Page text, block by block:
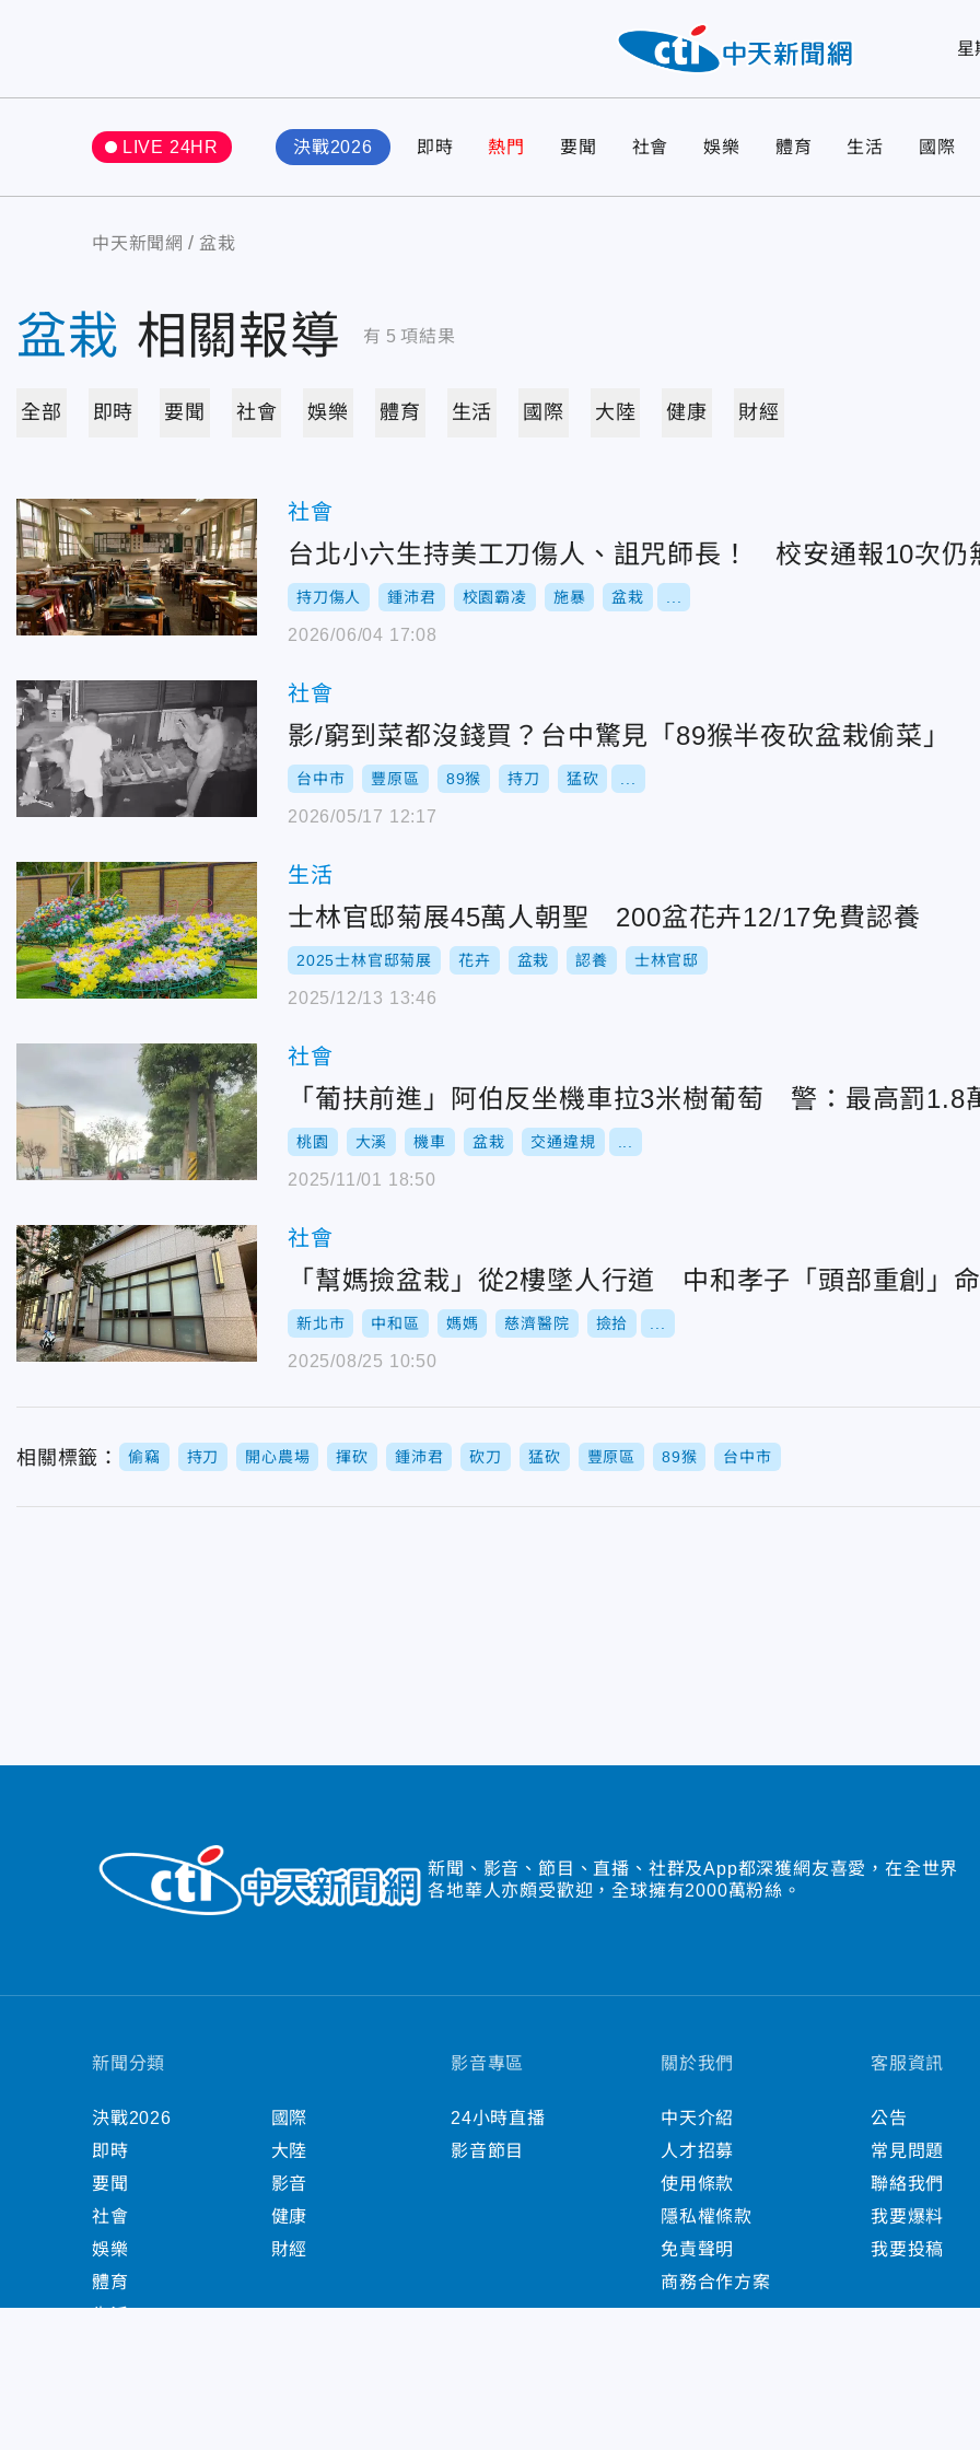
星
LIVE 24HR 決戰2026 即時 熱門 要聞 社會 娛樂 體育 生活 國際
中天新聞網 盆栽
盆栽 相關報導 有 5 項結果
全部 即時 要聞 社會 娛樂 體育 生活 國際 大陸 健康 財經
社會
台北小六生持美工刀傷人、詛咒師長！ 校安通報10次仍
持刀傷人 鍾沛君 校園霸凌 施暴 盆栽
2026/06/04 17:08
社會
影/窮到菜都沒錢買？台中驚見「89猴半夜砍盆栽偷菜」
台中市 豐原區 89猴 持刀 猛砍
2026/05/17 12:17
生活
士林官邸菊展45萬人朝聖 200盆花卉12/17免費認養
2025士林官邸菊展 花卉 盆栽 認養 士林官邸
2025/12/13 13:46
社會
「葡扶前進」阿伯反坐機車拉3米樹葡萄 警：最高罰1.8
桃園 大溪 機車 盆栽 交通違規
2025/11/01 18:50
社會
「幫媽撿盆栽」從2樓墜人行道 中和孝子「頭部重創」
新北市 中和區 媽媽 慈濟醫院 撿拾
2025/08/25 10:50
相關標籤： 偷竊 持刀 開心農場 揮砍 鍾沛君 砍刀 猛砍 豐原區 89猴 台中市
新聞、影音、節目、直播、社群及App都深獲網友喜愛，在全世界
各地華人亦頗受歡迎，全球擁有2000萬粉絲。
新聞分類
決戰2026
即時
要聞
社會
娛樂
體育
國際
大陸
影音
健康
財經
影音專區
24小時直播
影音節目
關於我們
中天介紹
人才招募
使用條款
隱私權條款
免責聲明
商務合作方案
客服資訊
公告
常見問題
聯絡我們
我要爆料
我要投稿